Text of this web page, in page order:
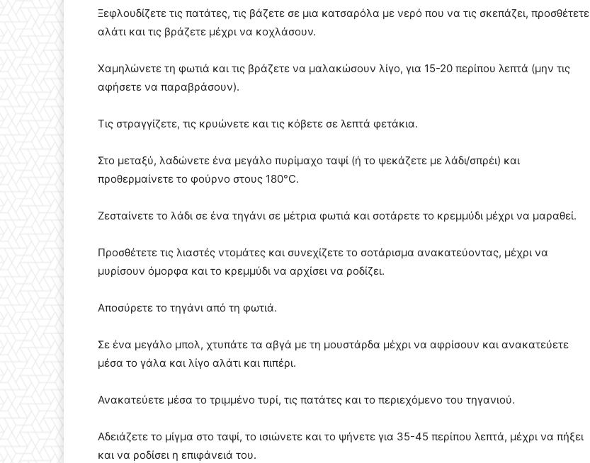
Ξεφλουδίζετε τις πατάτες, τις βάζετε σε µια κατσαρόλα µε νερό που να τις σκεπάζει, προσθέτετε
αλάτι και τις βράζετε µέχρι να κοχλάσουν.
Χαµηλώνετε τη φωτιά και τις βράζετε να µαλακώσουν λίγο, για 15-20 περίπου λεπτά (µην τις
αφήσετε να παραβράσουν).
Τις στραγγίζετε, τις κρυώνετε και τις κόβετε σε λεπτά φετάκια.
Στο µεταξύ, λαδώνετε ένα µεγάλο πυρίµαχο ταψί (ή το ψεκάζετε µε λάδι/σπρέι) και
προθερµαίνετε το φούρνο στους 180°C.
Ζεσταίνετε το λάδι σε ένα τηγάνι σε µέτρια φωτιά και σοτάρετε το κρεµµύδι µέχρι να µαραθεί.
Προσθέτετε τις λιαστές ντοµάτες και συνεχίζετε το σοτάρισµα ανακατεύοντας, µέχρι να
µυρίσουν όµορφα και το κρεµµύδι να αρχίσει να ροδίζει.
Αποσύρετε το τηγάνι από τη φωτιά.
Σε ένα µεγάλο µπολ, χτυπάτε τα αβγά µε τη µουστάρδα µέχρι να αφρίσουν και ανακατεύετε
µέσα το γάλα και λίγο αλάτι και πιπέρι.
Ανακατεύετε µέσα το τριµµένο τυρί, τις πατάτες και το περιεχόµενο του τηγανιού.
Αδειάζετε το µίγµα στο ταψί, το ισιώνετε και το ψήνετε για 35-45 περίπου λεπτά, µέχρι να πήξει
και να ροδίσει η επιφάνειά του.